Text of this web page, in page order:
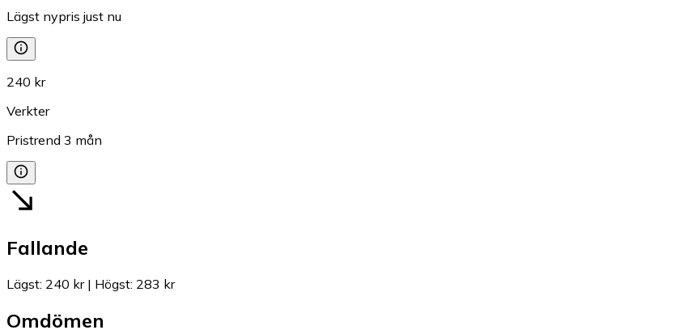
Lägst nypris just nu
240 kr
Verkter
Pristrend 3 mån
Fallande
Lägst: 240 kr| Högst: 283 kr
Omdömen